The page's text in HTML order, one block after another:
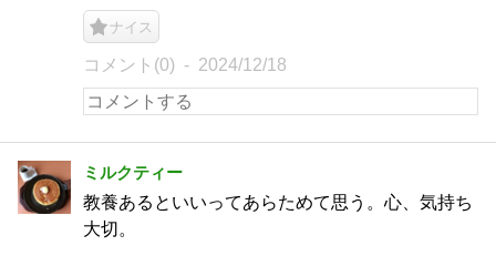
ナイス
コメント(0) 2024/12/18
ミルクティー
教養あるといいってあらためて思う。心、気持ち
大切。